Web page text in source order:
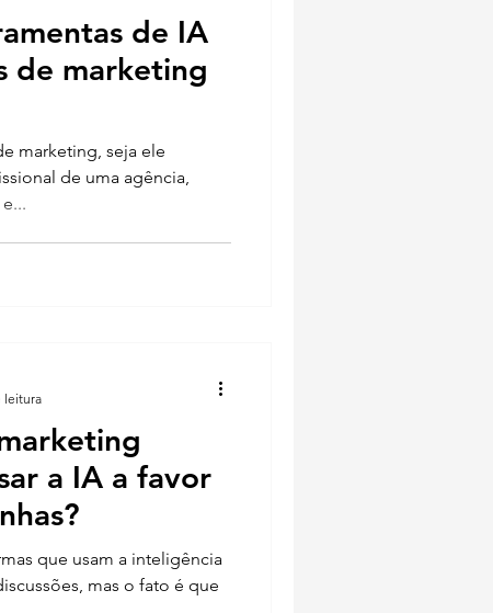
de IA
de marketing
marketing, seja ele
de uma agência,
a IA a favor
que usam a inteligência
mas o fato é que
leitura